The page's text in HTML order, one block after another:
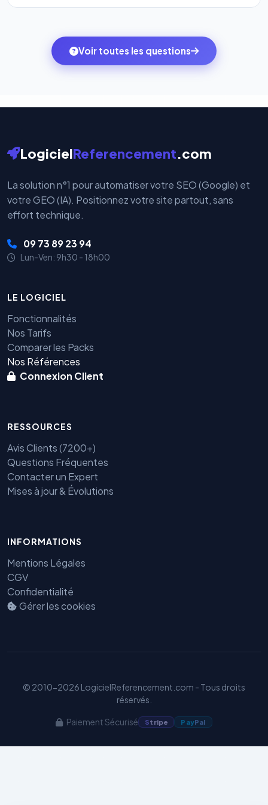
l'onglet« Migrer votre pack »pour basculer en
ambitions du moment — sans perdre vos données ni
votre historique.
monde. Vos données bancaires ne transitent jamais
par nos serveurs — elles sont gérées directement et
Voir toutes les questions
LogicielReferencement.com
La solution n°1 pour automatiser votre SEO (Google) et
votre GEO (IA). Positionnez votre site partout, sans
effort technique.
09 73 89 23 94
Lun-Ven: 9h30 - 18h00
LE LOGICIEL
Fonctionnalités
Nos Tarifs
Comparer les Packs
Nos Références
Connexion Client
RESSOURCES
Avis Clients (7200+)
Questions Fréquentes
Contacter un Expert
Mises à jour & Évolutions
INFORMATIONS
Mentions Légales
CGV
Confidentialité
Gérer les cookies
© 2010-2026 LogicielReferencement.com - Tous droits
réservés.
Paiement Sécurisé Stripe PayPal